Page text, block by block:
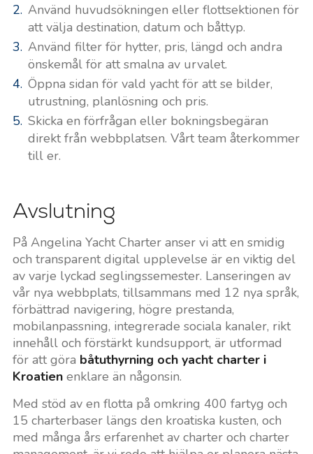
Använd huvudsökningen eller flottsektionen för
att välja destination, datum och båttyp.
Använd filter för hytter, pris, längd och andra
önskemål för att smalna av urvalet.
Öppna sidan för vald yacht för att se bilder,
utrustning, planlösning och pris.
Skicka en förfrågan eller bokningsbegäran
direkt från webbplatsen. Vårt team återkommer
till er.
Avslutning
På Angelina Yacht Charter anser vi att en smidig
och transparent digital upplevelse är en viktig del
av varje lyckad seglingssemester. Lanseringen av
vår nya webbplats, tillsammans med 12 nya språk,
förbättrad navigering, högre prestanda,
mobilanpassning, integrerade sociala kanaler, rikt
innehåll och förstärkt kundsupport, är utformad
för att göra båtuthyrning och yacht charter i
Kroatienenklare än någonsin.
Med stöd av en flotta på omkring 400 fartyg och
15 charterbaser längs den kroatiska kusten, och
med många års erfarenhet av charter och charter